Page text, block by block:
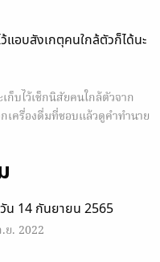
อบสังเกตุคนใกล้ตัวก็ได้นะ
บไว้เช็กนิสัยคนใกล้ตัวจาก
เครื่องดื่มที่ชอบแล้วดูคำทำนาย
น 14 กันยายน 2565
ย. 2022